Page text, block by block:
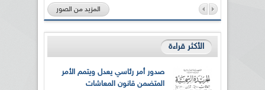
المزيد من الصور
الأكثر قراءة
صدور أمر رئاسي يعدل ويتمم الأمر
المتضمن قانون المعاشات